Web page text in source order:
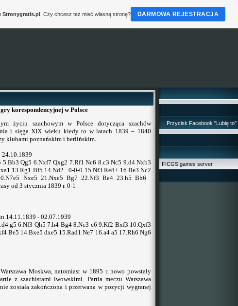
korespondencyjnej w Polsce
życiu szachowym w Polsce dotycząca szachów
i sięga XIX wieku kiedy to w latach 1839 – 1840
klubami poznańskim i berlińskim.
24.10.1839
Qg5 6.Nxf7 Qxg2 7.Rf1 Nc6 8.c3 Nc5 9.d4 Nxb3
13.Rg1 Bf5 14.Nd2 0-0-0 15.Nf3 Re8+ 16.Be3 Nc2
Nxe5 21.Nxe5 Bg7 22.Nf3 Re4 23.h5 Bh6
od 3 stycznia 1839 r. 0-1
14.11.1839 - 02.07.1939
g5 6.Nf3 Qh5 7.h4 Bg4 8.Nc3 c6 9.Kf2 Bxf3 10.Qxf3
Be5 14.Bxe5 dxe5 15.Rad1 Ne7 16.a4 a5 17.Rh6 Ng6
Moskwa, natomiast w 1895 r. nowo powstały
z szachistami lwowskimi. Partia meczu Warszawa
została zakończona i przerwana w pozycji wygranej
Przycisk Facebook "Lubię to"
FICGS games server
Stronygratis.pl. Czy chcesz też mieć własną stronę? DARMOWA REJESTRACJA